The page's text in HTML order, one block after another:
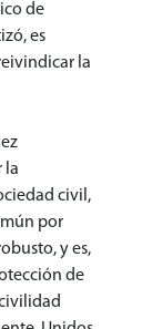
de
es
la
la
civil,
por
y es,
de